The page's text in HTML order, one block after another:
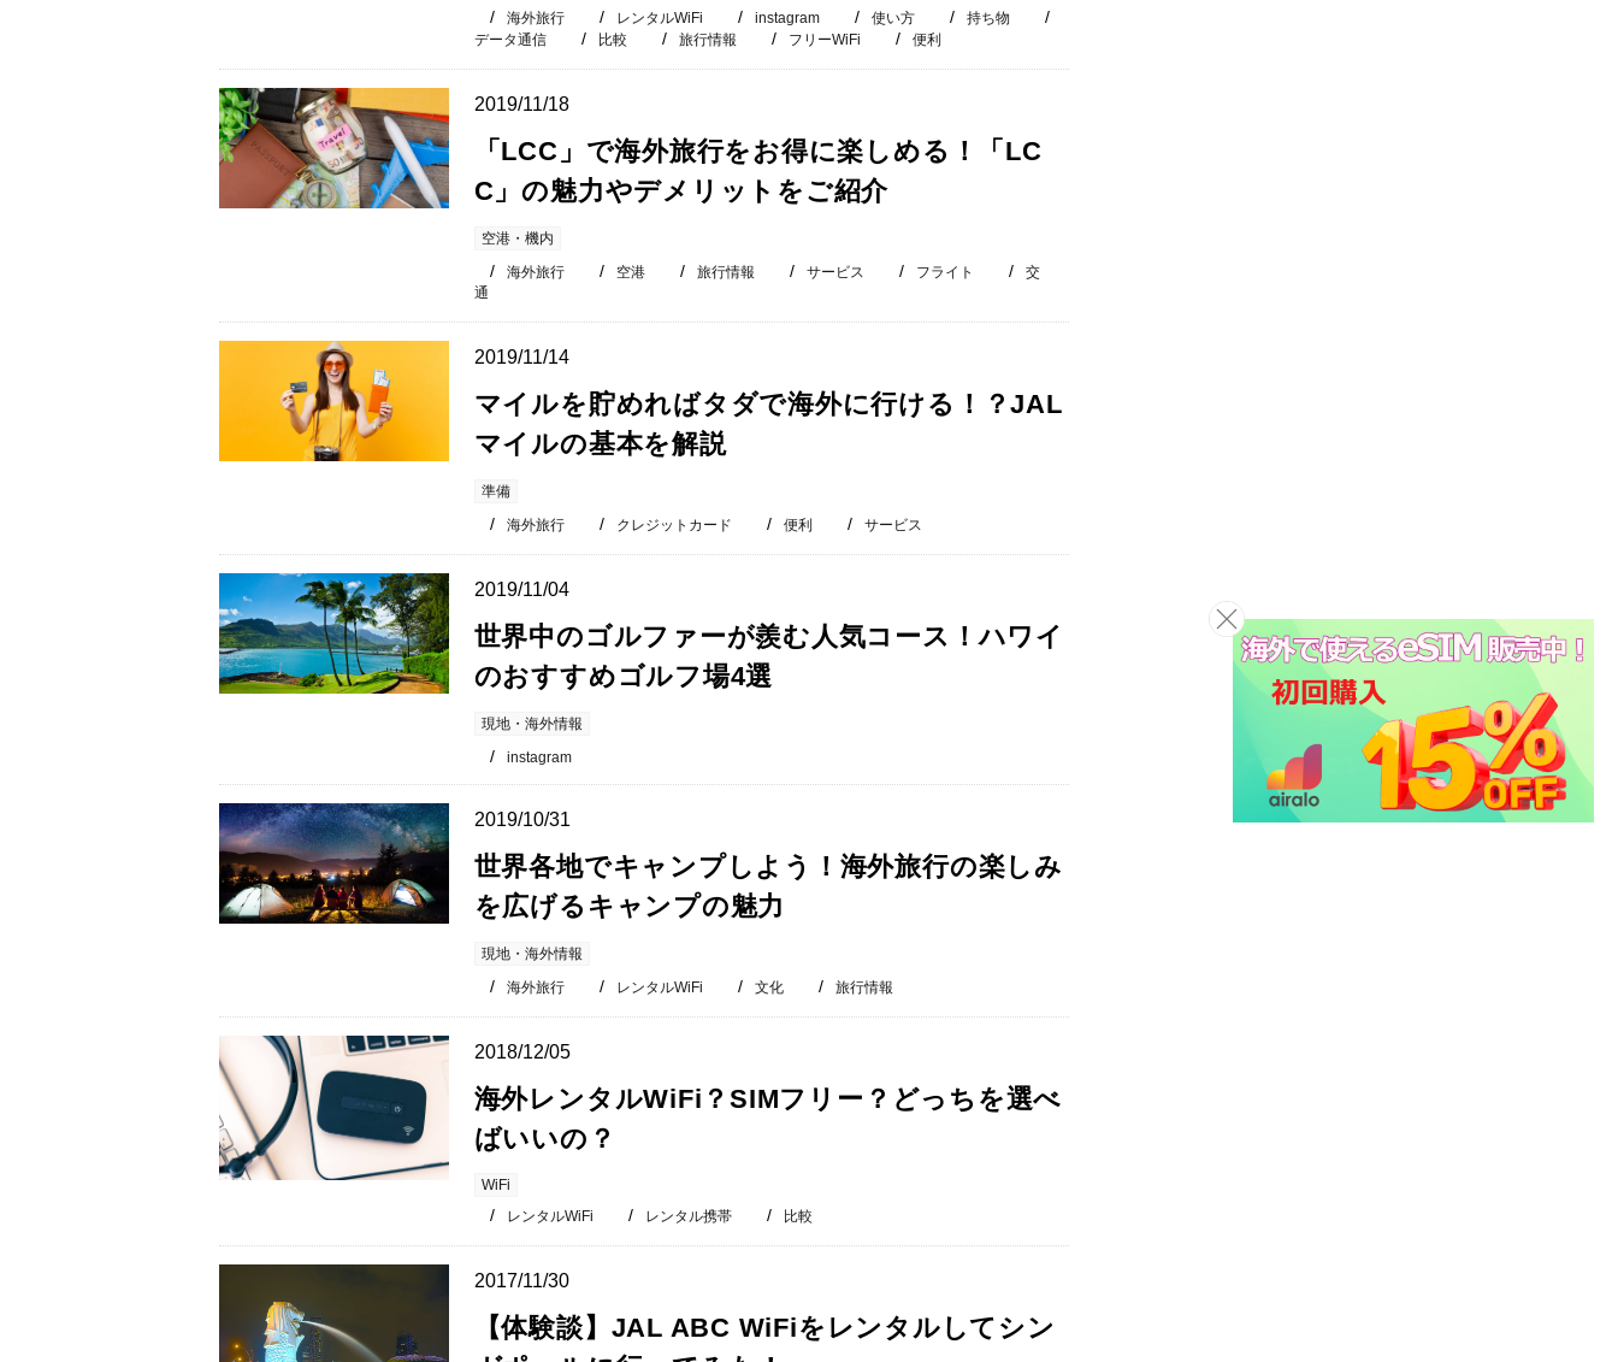
海外旅行
レンタルWiFi instagram 使い方
持ち物
データ通信
比較 旅行情報 フリーWiFi 便利
2019/11/18
「LCC」で海外旅行をお得に楽しめる！「LC
C」の魅力やデメリットをご紹介
空港・機内
海外旅行
空港 旅行情報 サービス フライト
交
通
2019/11/14
マイルを貯めればタダで海外に行ける！？JAL
マイルの基本を解説
準備
海外旅行
クレジットカード 便利 サービス
2019/11/04
世界中のゴルファーが羨む人気コース！ハワイ
のおすすめゴルフ場4選
現地・海外情報
instagram
2019/10/31
世界各地でキャンプしよう！海外旅行の楽しみ
を広げるキャンプの魅力
現地・海外情報
海外旅行
レンタルWiFi 文化 旅行情報
2018/12/05
海外レンタルWiFi？SIMフリー？どっちを選べ
ばいいの？
WiFi
レンタルWiFi
レンタル携帯 比較
2017/11/30
【体験談】JAL ABC WiFiをレンタルしてシン